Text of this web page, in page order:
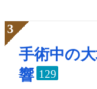
手術中の
響 129